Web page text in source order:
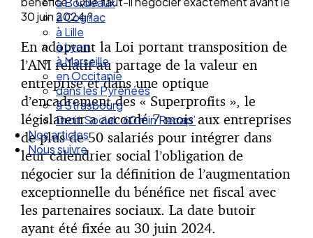
à Cognac
à Lille
à Lyon
à Marseille
en Occitanie
dans les Pyrénées
à Strasbourg
Droit Social : 60 min Recap’
Nos articles
Nous suivre
30 juin 2024 ?
En adoptant la Loi portant transposition de
l’ANI relatif au partage de la valeur en
entreprise et dans une optique
d’encadrement des « Superprofits », le
législateur a accordé 7 mois aux entreprises
de plus de 50 salariés pour intégrer dans
leur calendrier social l’obligation de
négocier sur la définition de l’augmentation
exceptionnelle du bénéfice net fiscal avec
les partenaires sociaux. La date butoir
ayant été fixée au 30 juin 2024.